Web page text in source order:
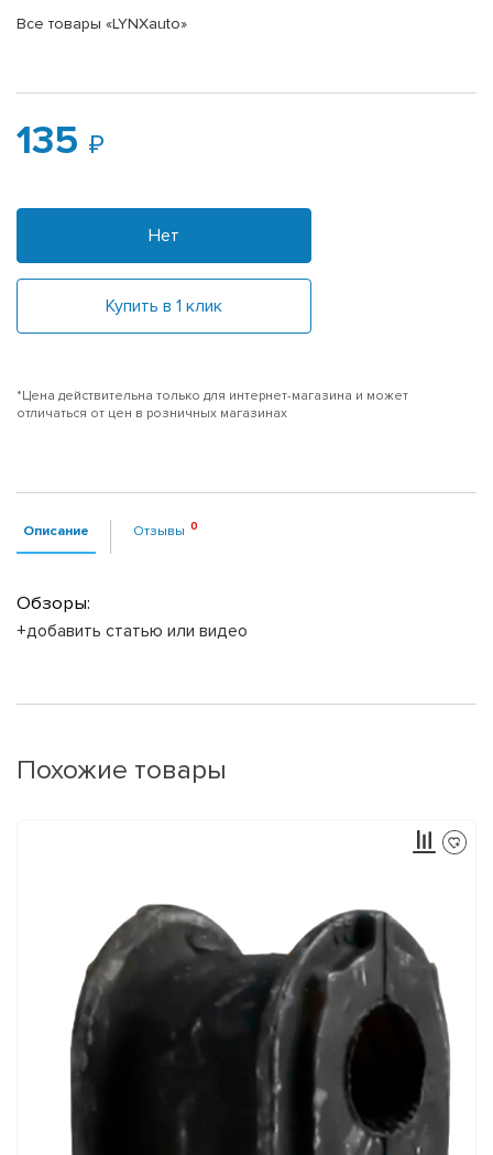
Все товары «LYNXauto»
135
Нет
Купить в 1 клик
*Цена действительна только для интернет-магазина и может
отличаться от цен в розничных магазинах
Описание Отзывы
Обзоры:
+добавить статью или видео
Похожие товары